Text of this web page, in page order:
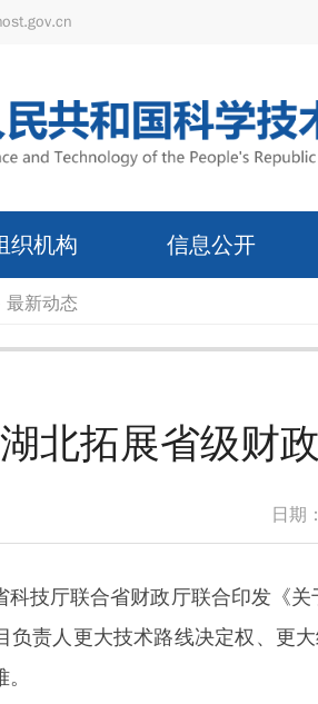
织机构 信息公开
最新动态
湖北拓展省级财
日期
厅联合省财政厅联合印发《关
负责人更大技术路线决定权、更